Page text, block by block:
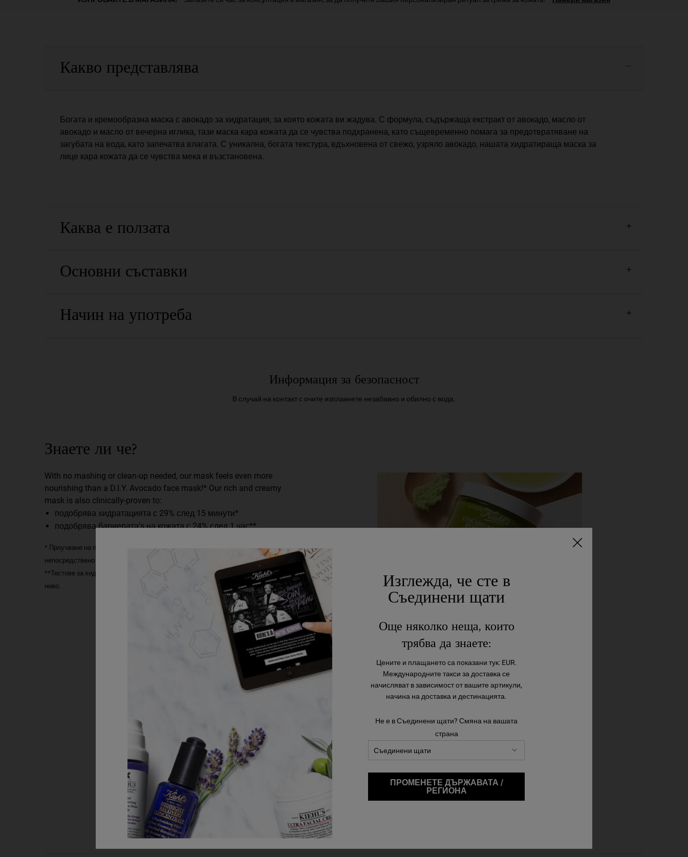
Какво представлява
Богата и кремообразна маска с авокадо за хидратация, за която кожата ви жадува. С формула, съдържаща екстракт от авокадо, масло от
авокадо и масло от вечерна иглика, тази маска кара кожата да се чувства подхранена, като същевременно помага за предотвратяване на
загубата на вода, като запечатва влагата. С уникална, богата текстура, вдъхновена от свежо, узряло авокадо, нашата хидратираща маска за
лице кара кожата да се чувства мека и възстановена.
Каква е ползата
Основни съставки
Начин на употреба
Информация за безопасност
В случай на контакт с очите изплакнете незабавно и обилно с вода.
Знаете ли че?
With no mashing or clean-up needed, our mask feels even more
nourishing than a D.I.Y. Avocado face mask!* Our rich and creamy
mask is also clinically-proven to:
подобрява хидратацията с 29% след 15 минути*
подобрява бариерата’s на кожата с 24% след 1 час**
* Проучване на потребителското възприятие, САЩ: 55 субекта, всички типове кожа,
непосредствено време.
**Тестове за хидратация и бариера върху 26 субекта, резултати спрямо изходното
ниво.
НАГРАДЕТЕ КОЖАТА СИ С
ПОДХОДЯЩА МАСКА
Поглезете кожата с нежна, но ефикасна маска за
лице.НАУЧЕТЕ ПОВЕЧЕ
Изглежда, че сте в
Съединени щати
Още няколко неща, които
трябва да знаете:
Цените и плащането са показани тук: EUR.
Международните такси за доставка се
начисляват в зависимост от вашите артикули,
начина на доставка и дестинацията.
Не е в Съединени щати? Смяна на вашата
страна
ПРОМЕНЕТЕ ДЪРЖАВАТА /
РЕГИОНА